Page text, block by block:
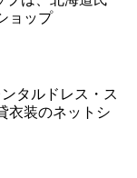
ョップ
タルドレス・ス
衣装のネットシ